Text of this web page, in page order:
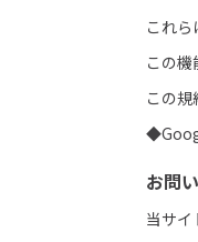
これ
この
この
お問
当サイ